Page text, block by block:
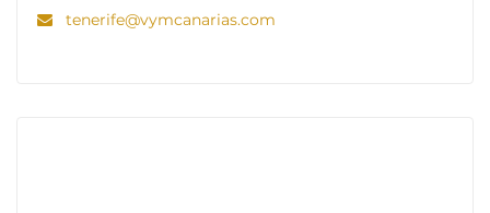
tenerife@vymcanarias.com